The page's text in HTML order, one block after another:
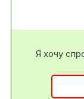
Я хочу